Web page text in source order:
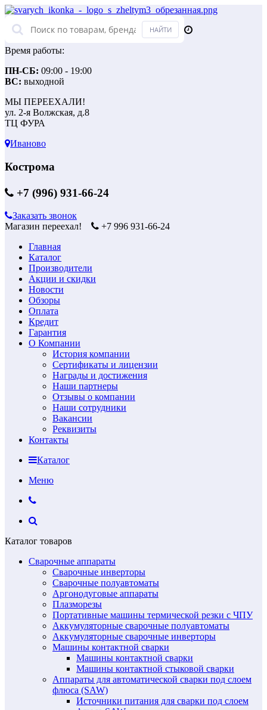
Время работы:
ПН-СБ: 09:00 - 19:00
ВС: выходной
МЫ ПЕРЕЕХАЛИ!
ул. 2-я Волжская, д.8
ТЦ ФУРА
Иваново
Кострома
+7 (996) 931-66-24
Заказать звонок
Магазин переехал!
+7 996 931-66-24
Главная
Каталог
Производители
Акции и скидки
Новости
Обзоры
Оплата
Кредит
Гарантия
О Компании
История компании
Сертификаты и лицензии
Награды и достижения
Наши партнеры
Отзывы о компании
Наши сотрудники
Вакансии
Реквизиты
Контакты
Каталог
Меню
Каталог товаров
Сварочные аппараты
Сварочные инверторы
Сварочные полуавтоматы
Аргонодуговые аппараты
Плазморезы
Портативные машины термической резки с ЧПУ
Аккумуляторные сварочные полуавтоматы
Аккумуляторные сварочные инверторы
Машины контактной сварки
Машины контактной сварки
Машины контактной стыковой сварки
Аппараты для автоматической сварки под слоем
флюса (SAW)
Источники питания для сварки под слоем